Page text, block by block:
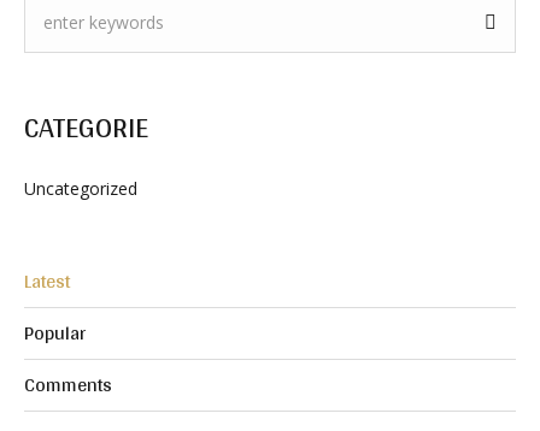
CATEGORIE
Uncategorized
Latest
Popular
Comments